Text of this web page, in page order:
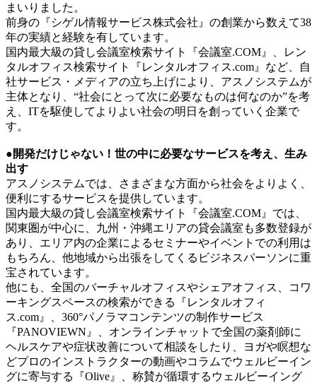
まいりました。
前身の『シゲル情報サービス株式会社』の創業から数えて38
年の実績と経験を有しています。
国内最大級の貸し会議室検索サイト『会議室.COM』、レン
タルオフィス検索サイト『レンタルオフィス.com』など、自
社サービス・メディアの立ち上げにより、アスノシステムが
主体となり、“社会にとって次に必要なものは何なのか”を考
え、ITを駆使してよりよい社会の明日を創っていく企業で
す。
●開発だけじゃない！世の中に必要なサービスを考え、生み
出す
アスノシステムでは、さまざまな方面から社会をよりよく、
便利にするサービスを提供しています。
国内最大級の貸し会議室検索サイト『会議室.COM』では、
関東圏が中心に、九州・沖縄エリアの貸会議室も多数登録が
あり、エリア内の企業によるセミナーやイベントでの利用は
もちろん、他地域から出張をしてくるビジネスパーソンに重
宝されています。
他にも、全国のバーチャルオフィスやシェアオフィス、コワ
ーキングスペースの検索ができる『レンタルオフィ
ス.com』、360°パノラマコンテンツの制作サービス
『PANOVIEWN』、オンラインチャットで全国の薬剤師に
ヘルスケアや症状改善について相談をしたり、ヨガや瞑想な
どプロのインストラクターの動画やコラムでウェルビーイン
グに寄与する『Olive』、称賛が循環するウェルビーイング